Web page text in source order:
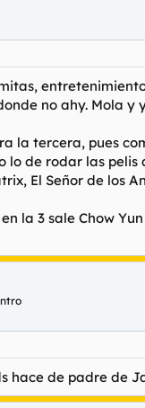
si es lo primero,
es una mala perra con
no ahy. Mola y
la tercera, pues
lo de rodar las pelis
El Señor de los
la 3 sale Chow
hace de padre de